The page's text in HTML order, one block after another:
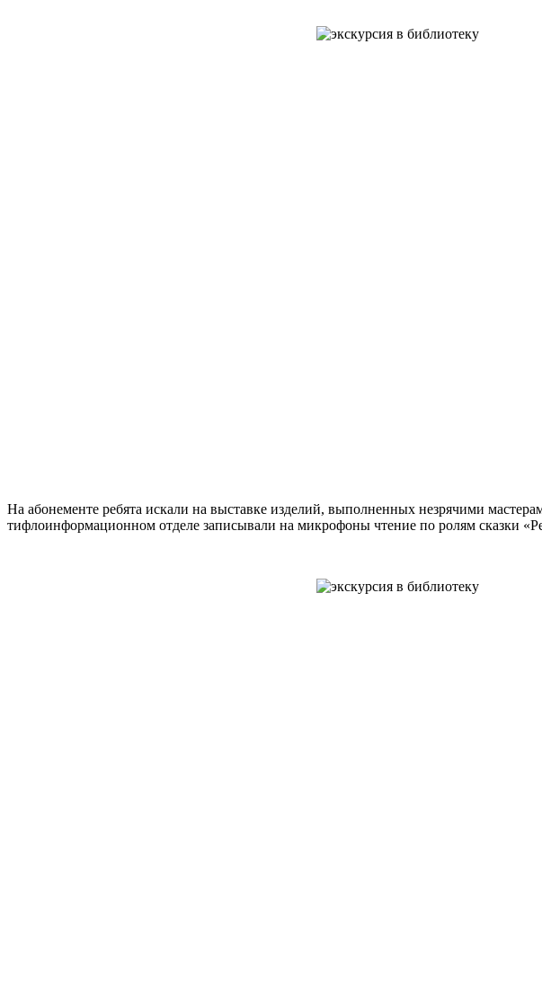
На абонементе ребята искали на выставке изделий, выполненных незрячими
тифлоинформационном отделе записывали на микрофоны чтение по ролям сказки